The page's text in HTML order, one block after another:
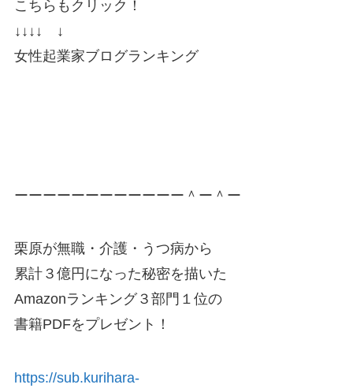
こちらもクリック！
↓↓↓↓ ↓
女性起業家ブログランキング
ーーーーーーーーーーーー＾ー＾ー
栗原が無職・介護・うつ病から
累計３億円になった秘密を描いた
Amazonランキング３部門１位の
書籍PDFをプレゼント！
https://sub.kurihara-